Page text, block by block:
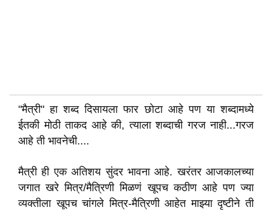
"मैत्री" हा शब्द दिसायला फार छोटा आहे पण या शब्दामध्ये
ईतकी मोठी ताकद आहे की, त्याला शब्दाची गरज नाही...गरज
आहे ती भावनेची....
मैत्री ही एक अतिशय सुंदर भावना आहे. खरंतर आजकालच्या
जगात खरे मित्र/मैत्रिणी मिळणं खूपच कठीण आहे पण ज्या
व्यक्तीला खूपच चांगले मित्र-मैत्रिणी आहेत माझ्या दृष्टीने ती